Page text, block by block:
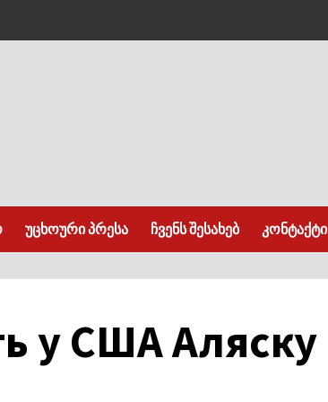
უცხოური პრესა ჩვენს შესახებ კონტაქტი
у США Аляску